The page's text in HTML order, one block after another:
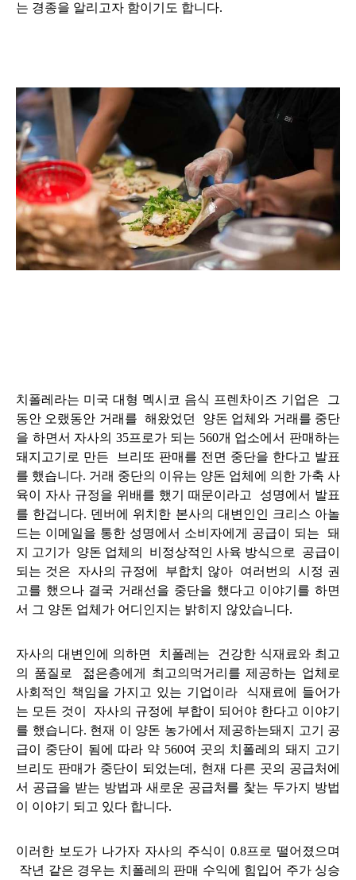
는 경종을 알리고자 함이기도 합니다.
치폴레라는 미국 대형 멕시코 음식 프렌차이즈 기업은 그
동안 오랬동안 거래를 해왔었던 양돈 업체와 거래를 중단
을 하면서 자사의 35프로가 되는 560개 업소에서 판매하는
돼지고기로 만든 브리또 판매를 전면 중단을 한다고 발표
를 했습니다. 거래 중단의 이유는 양돈 업체에 의한 가축 사
육이 자사 규정을 위배를 했기 때문이라고 성명에서 발표
를 한겁니다. 덴버에 위치한 본사의 대변인인 크리스 아놀
드는 이메일을 통한 성명에서 소비자에게 공급이 되는 돼
지 고기가 양돈 업체의 비정상적인 사육 방식으로 공급이
되는 것은 자사의 규정에 부합치 않아 여러번의 시정 권
고를 했으나 결국 거래선을 중단을 했다고 이야기를 하면
서 그 양돈 업체가 어디인지는 밝히지 않았습니다.
자사의 대변인에 의하면 치폴레는 건강한 식재료와 최고
의 품질로 젊은층에게 최고의먹거리를 제공하는 업체로
사회적인 책임을 가지고 있는 기업이라 식재료에 들어가
는 모든 것이 자사의 규정에 부합이 되어야 한다고 이야기
를 했습니다. 현재 이 양돈 농가에서 제공하는돼지 고기 공
급이 중단이 됨에 따라 약 560여 곳의 치폴레의 돼지 고기
브리도 판매가 중단이 되었는데, 현재 다른 곳의 공급처에
서 공급을 받는 방법과 새로운 공급처를 찿는 두가지 방법
이 이야기 되고 있다 합니다.
이러한 보도가 나가자 자사의 주식이 0.8프로 떨어졌으며
작년 같은 경우는 치폴레의 판매 수익에 힘입어 주가 싱승